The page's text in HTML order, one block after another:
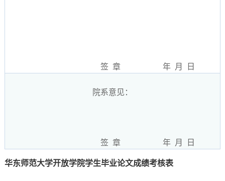
签 章 年 月 日
院系意见：
签 章 年 月 日
华东师范大学开放学院学生毕业论文成绩考核表